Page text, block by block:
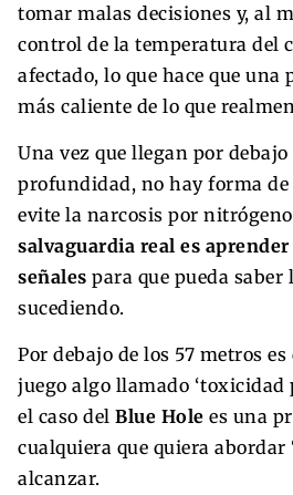
tomar malas decisiones y, al
control de la temperatura del
afectado, lo que hace que una
más caliente de lo que
Una vez que llegan por debajo
profundidad, no hay forma de
evite la narcosis por
salvaguardia real es
señales para que pueda saber
sucediendo.
Por debajo de los 57 metros
juego algo llamado ‘toxicidad
el caso del Blue Hole es una
cualquiera que quiera abordar
alcanzar.